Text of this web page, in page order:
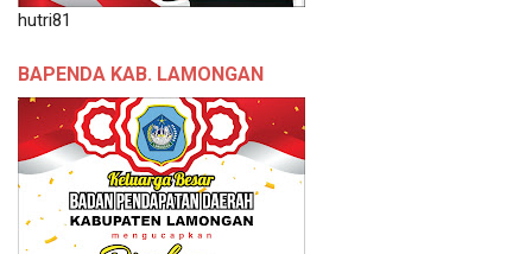
hutri81
BAPENDA KAB. LAMONGAN